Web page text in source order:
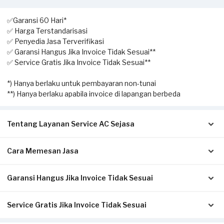
✅Garansi 60 Hari*
✅ Harga Terstandarisasi
✅ Penyedia Jasa Terverifikasi
✅ Garansi Hangus Jika Invoice Tidak Sesuai**
✅ Service Gratis Jika Invoice Tidak Sesuai**
*) Hanya berlaku untuk pembayaran non-tunai
**) Hanya berlaku apabila invoice di lapangan berbeda
Tentang Layanan Service AC Sejasa
Solusi terbaik untuk Anda yang membutuhkan jasa
service ini, Anda dapat memesan kapan saja sesuai dengan
Cara Memesan Jasa
Isi form sesuai detail kebutuhan Anda.
Klik Pesan Sekarang untuk memproses pesanan.
Garansi Hangus Jika Invoice Tidak Sesuai
Pastikan kwitansi/invoice yang diterbitkan dari Sejasa sesuai
Service Gratis Jika Invoice Tidak Sesuai